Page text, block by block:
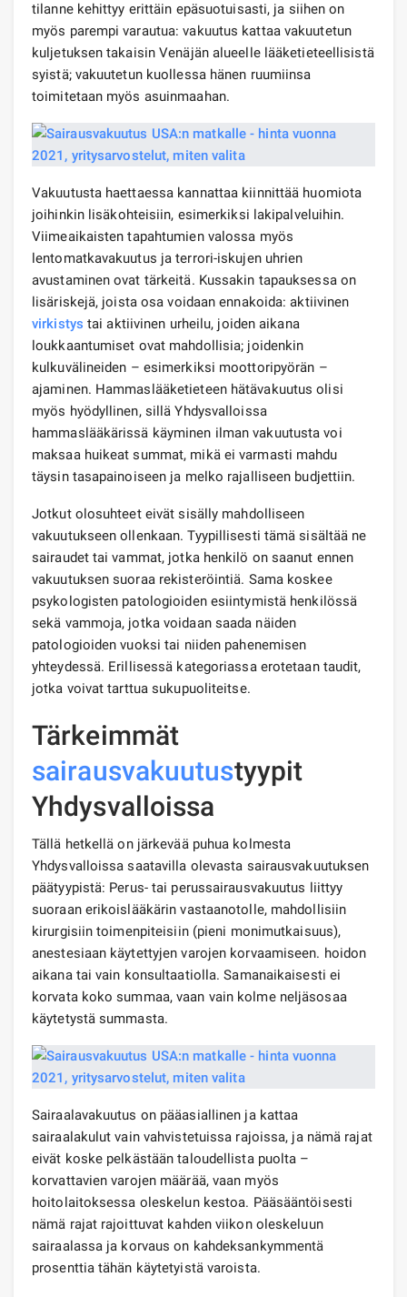
tilanne kehittyy erittäin epäsuotuisasti, ja siihen on
myös parempi varautua: vakuutus kattaa vakuutetun
kuljetuksen takaisin Venäjän alueelle lääketieteellisistä
syistä; vakuutetun kuollessa hänen ruumiinsa
toimitetaan myös asuinmaahan.
Vakuutusta haettaessa kannattaa kiinnittää huomiota
joihinkin lisäkohteisiin, esimerkiksi lakipalveluihin.
Viimeaikaisten tapahtumien valossa myös
lentomatkavakuutus ja terrori-iskujen uhrien
avustaminen ovat tärkeitä. Kussakin tapauksessa on
lisäriskejä, joista osa voidaan ennakoida: aktiivinen
virkistys tai aktiivinen urheilu, joiden aikana
loukkaantumiset ovat mahdollisia; joidenkin
kulkuvälineiden – esimerkiksi moottoripyörän –
ajaminen. Hammaslääketieteen hätävakuutus olisi
myös hyödyllinen, sillä Yhdysvalloissa
hammaslääkärissä käyminen ilman vakuutusta voi
maksaa huikeat summat, mikä ei varmasti mahdu
täysin tasapainoiseen ja melko rajalliseen budjettiin.
Jotkut olosuhteet eivät sisälly mahdolliseen
vakuutukseen ollenkaan. Tyypillisesti tämä sisältää ne
sairaudet tai vammat, jotka henkilö on saanut ennen
vakuutuksen suoraa rekisteröintiä. Sama koskee
psykologisten patologioiden esiintymistä henkilössä
sekä vammoja, jotka voidaan saada näiden
patologioiden vuoksi tai niiden pahenemisen
yhteydessä. Erillisessä kategoriassa erotetaan taudit,
jotka voivat tarttua sukupuoliteitse.
Tärkeimmät
sairausvakuutustyypit
Yhdysvalloissa
Tällä hetkellä on järkevää puhua kolmesta
Yhdysvalloissa saatavilla olevasta sairausvakuutuksen
päätyypistä: Perus- tai perussairausvakuutus liittyy
suoraan erikoislääkärin vastaanotolle, mahdollisiin
kirurgisiin toimenpiteisiin (pieni monimutkaisuus),
anestesiaan käytettyjen varojen korvaamiseen. hoidon
aikana tai vain konsultaatiolla. Samanaikaisesti ei
korvata koko summaa, vaan vain kolme neljäsosaa
käytetystä summasta.
Sairaalavakuutus on pääasiallinen ja kattaa
sairaalakulut vain vahvistetuissa rajoissa, ja nämä rajat
eivät koske pelkästään taloudellista puolta –
korvattavien varojen määrää, vaan myös
hoitolaitoksessa oleskelun kestoa. Pääsääntöisesti
nämä rajat rajoittuvat kahden viikon oleskeluun
sairaalassa ja korvaus on kahdeksankymmentä
prosenttia tähän käytetyistä varoista.